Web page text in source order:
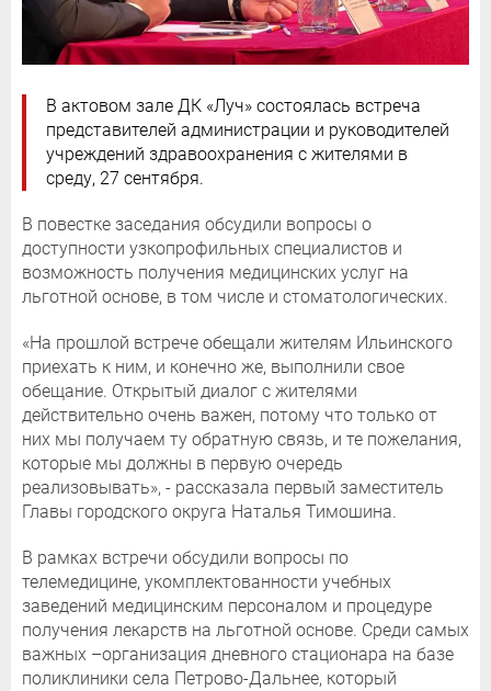
В актовом зале ДК «Луч» состоялась встреча
представителей администрации и руководителей
учреждений здравоохранения с жителями в
среду, 27 сентября.
В повестке заседания обсудили вопросы о
доступности узкопрофильных специалистов и
возможность получения медицинских услуг на
льготной основе, в том числе и стоматологических.
«На прошлой встрече обещали жителям Ильинского
приехать к ним, и конечно же, выполнили свое
обещание. Открытый диалог с жителями
действительно очень важен, потому что только от
них мы получаем ту обратную связь, и те пожелания,
которые мы должны в первую очередь
реализовывать», - рассказала первый заместитель
Главы городского округа Наталья Тимошина.
В рамках встречи обсудили вопросы по
телемедицине, укомплектованности учебных
заведений медицинским персоналом и процедуре
получения лекарств на льготной основе. Среди самых
важных –организация дневного стационара на базе
поликлиники села Петрово-Дальнее, который